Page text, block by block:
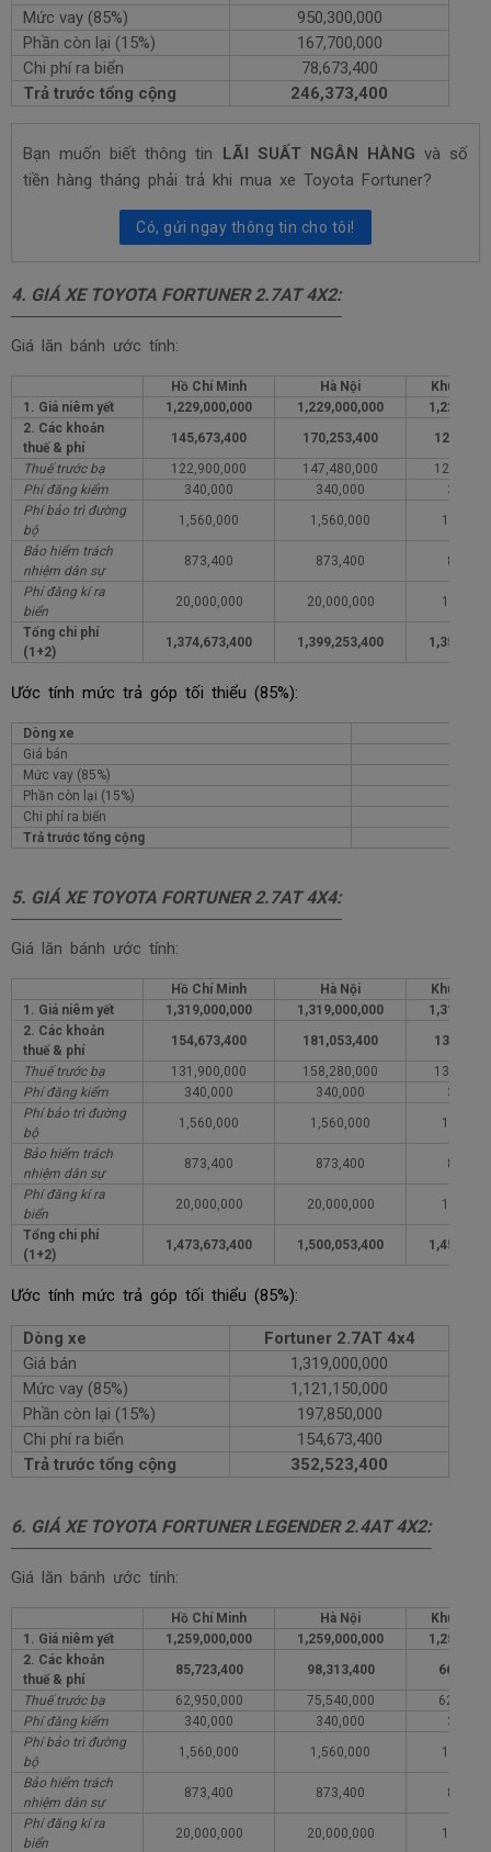
Mức vay (85%)
950,300,000
Phần còn lại (15%)
167,700,000
Chi phí ra biển
78,673,400
Trả trước tổng cộng
246,373,400
Bạn muốn biết thông tin LÃI SUẤT NGÂN HÀNG và số
tiền hàng tháng phải trả khi mua xe Toyota Fortuner?
Có, gửi ngay thông tin cho tôi!
4. GIÁ XE TOYOTA FORTUNER 2.7AT 4X2:
Giá lăn bánh ước tính:
Hồ Chí Minh Hà Nội
Khu vực
1. Giá niêm yết
1,229,000,000 1,229,000,000
2. Các khoản
thuế & phí
145,673,400 170,253,400
Thuế trước bạ
122,900,000 147,480,000
Phí đăng kiểm
340,000 340,000
Phí bảo trì đường
bộ
1,560,000 1,560,000
Bảo hiểm trách
nhiệm dân sự
873,400 873,400
Phí đăng kí ra
biển
20,000,000 20,000,000
Tổng chi phí
(1+2)
1,374,673,400 1,399,253,400
Ước tính mức trả góp tối thiểu (85%):
Dòng xe
Giá bán
Mức vay (85%)
Phần còn lại (15%)
Chi phí ra biển
Trả trước tổng cộng
5. GIÁ XE TOYOTA FORTUNER 2.7AT 4X4:
Giá lăn bánh ước tính:
Hồ Chí Minh Hà Nội
Khu vực
1. Giá niêm yết
1,319,000,000 1,319,000,000
2. Các khoản
thuế & phí
154,673,400 181,053,400
Thuế trước bạ
131,900,000 158,280,000
Phí đăng kiểm
340,000 340,000
Phí bảo trì đường
bộ
1,560,000 1,560,000
Bảo hiểm trách
nhiệm dân sự
873,400 873,400
Phí đăng kí ra
biển
20,000,000 20,000,000
Tổng chi phí
(1+2)
1,473,673,400 1,500,053,400
Ước tính mức trả góp tối thiểu (85%):
Dòng xe
Fortuner 2.7AT 4x4
Giá bán
1,319,000,000
Mức vay (85%)
1,121,150,000
Phần còn lại (15%)
197,850,000
Chi phí ra biển
154,673,400
Trả trước tổng cộng
352,523,400
6. GIÁ XE TOYOTA FORTUNER LEGENDER 2.4AT 4X2:
Giá lăn bánh ước tính:
Hồ Chí Minh Hà Nội
Khu vực
1. Giá niêm yết
1,259,000,000 1,259,000,000
2. Các khoản
thuế & phí
85,723,400 98,313,400
Thuế trước bạ
62,950,000 75,540,000
Phí đăng kiểm
340,000 340,000
Phí bảo trì đường
bộ
1,560,000 1,560,000
Bảo hiểm trách
nhiệm dân sự
873,400 873,400
Phí đăng kí ra
biển
20,000,000 20,000,000